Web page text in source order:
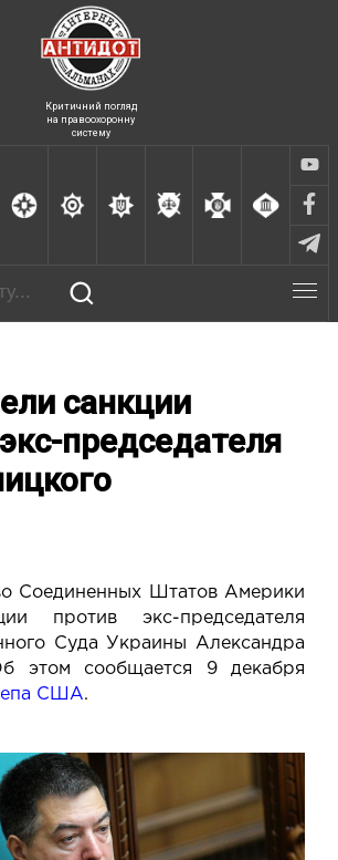
Критичний погляд
на правоохоронну
систему
санкции
председателя
Соединенных Штатов Америки
против экс-председателя
Суда Украины Александра
этом сообщается 9 декабря
США.